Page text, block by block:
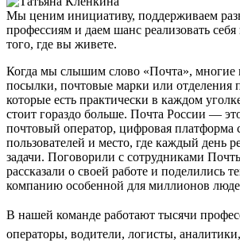
Мы ценим инициативу, поддерживаем
профессиям и даем шанс реализовать
того, где вы живете.
Когда мы слышим слово «Почта», многие
посылки, почтовые марки или отделения
которые есть практически в каждом
стоит гораздо больше. Почта России —
почтовый оператор, цифровая платформа
пользователей и место, где каждый день
задачи. Поговорили с сотрудниками
рассказали о своей работе и поделились
компанию особенной для миллионов
В нашей команде работают тысячи
операторы, водители, логисты,